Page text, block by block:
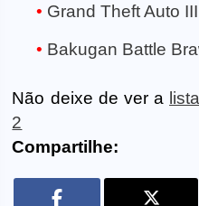
Grand Theft Auto
Bakugan Battle
Não deixe de ver a
2
Compartilhe: